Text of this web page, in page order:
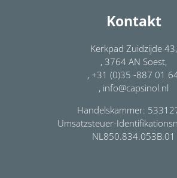
Kontakt
Kerkpad Zuidzijde 43,
, 3764 AN Soest,
, +31 (0)35 -887 01
, info@capsinol.nl
Handelskammer:
Umsatzsteuer-
NL850.834.053B.01